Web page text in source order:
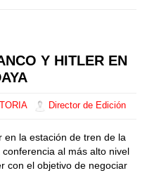
Y HITLER EN
Director de Edición
en la estación de tren de la
al más alto nivel
con el objetivo de negociar